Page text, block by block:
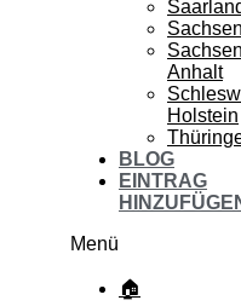
Sachsen
Anhalt
Holstein
BLOG
EINTRAG
Menü
🏠